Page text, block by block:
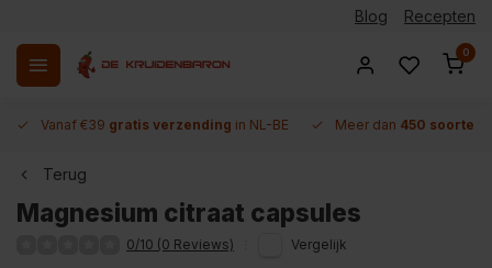
Blog Recepten
0
Vanaf €39 gratis verzending in NL-BE Meer dan 450 soorten
Terug
Magnesium citraat capsules
0/10 (0 Reviews) Vergelijk